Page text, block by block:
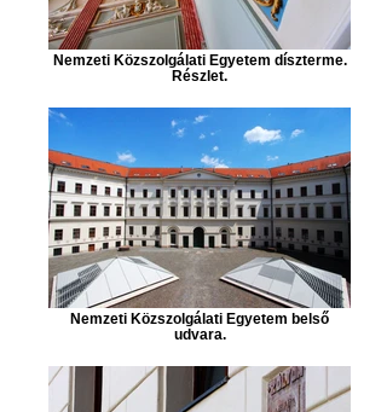
Nemzeti Közszolgálati Egyetem díszterme.
Részlet.
Nemzeti Közszolgálati Egyetem belső
udvara.